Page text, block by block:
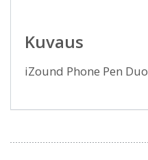
Kuvaus
iZound Phone Pen